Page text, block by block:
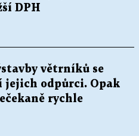
DPH
větrníků se
odpůrci. Opak
rychle